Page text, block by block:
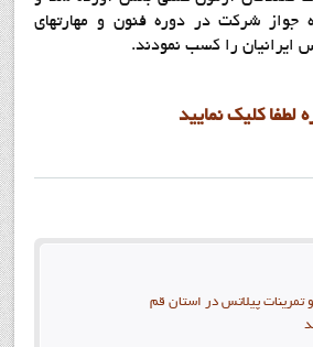
جواز شرکت در دوره فنون و مهارتهاي
ايرانيان را کسب نمودند.
لطفا کليک نماييد
تمرينات پيلاتس در استان قم